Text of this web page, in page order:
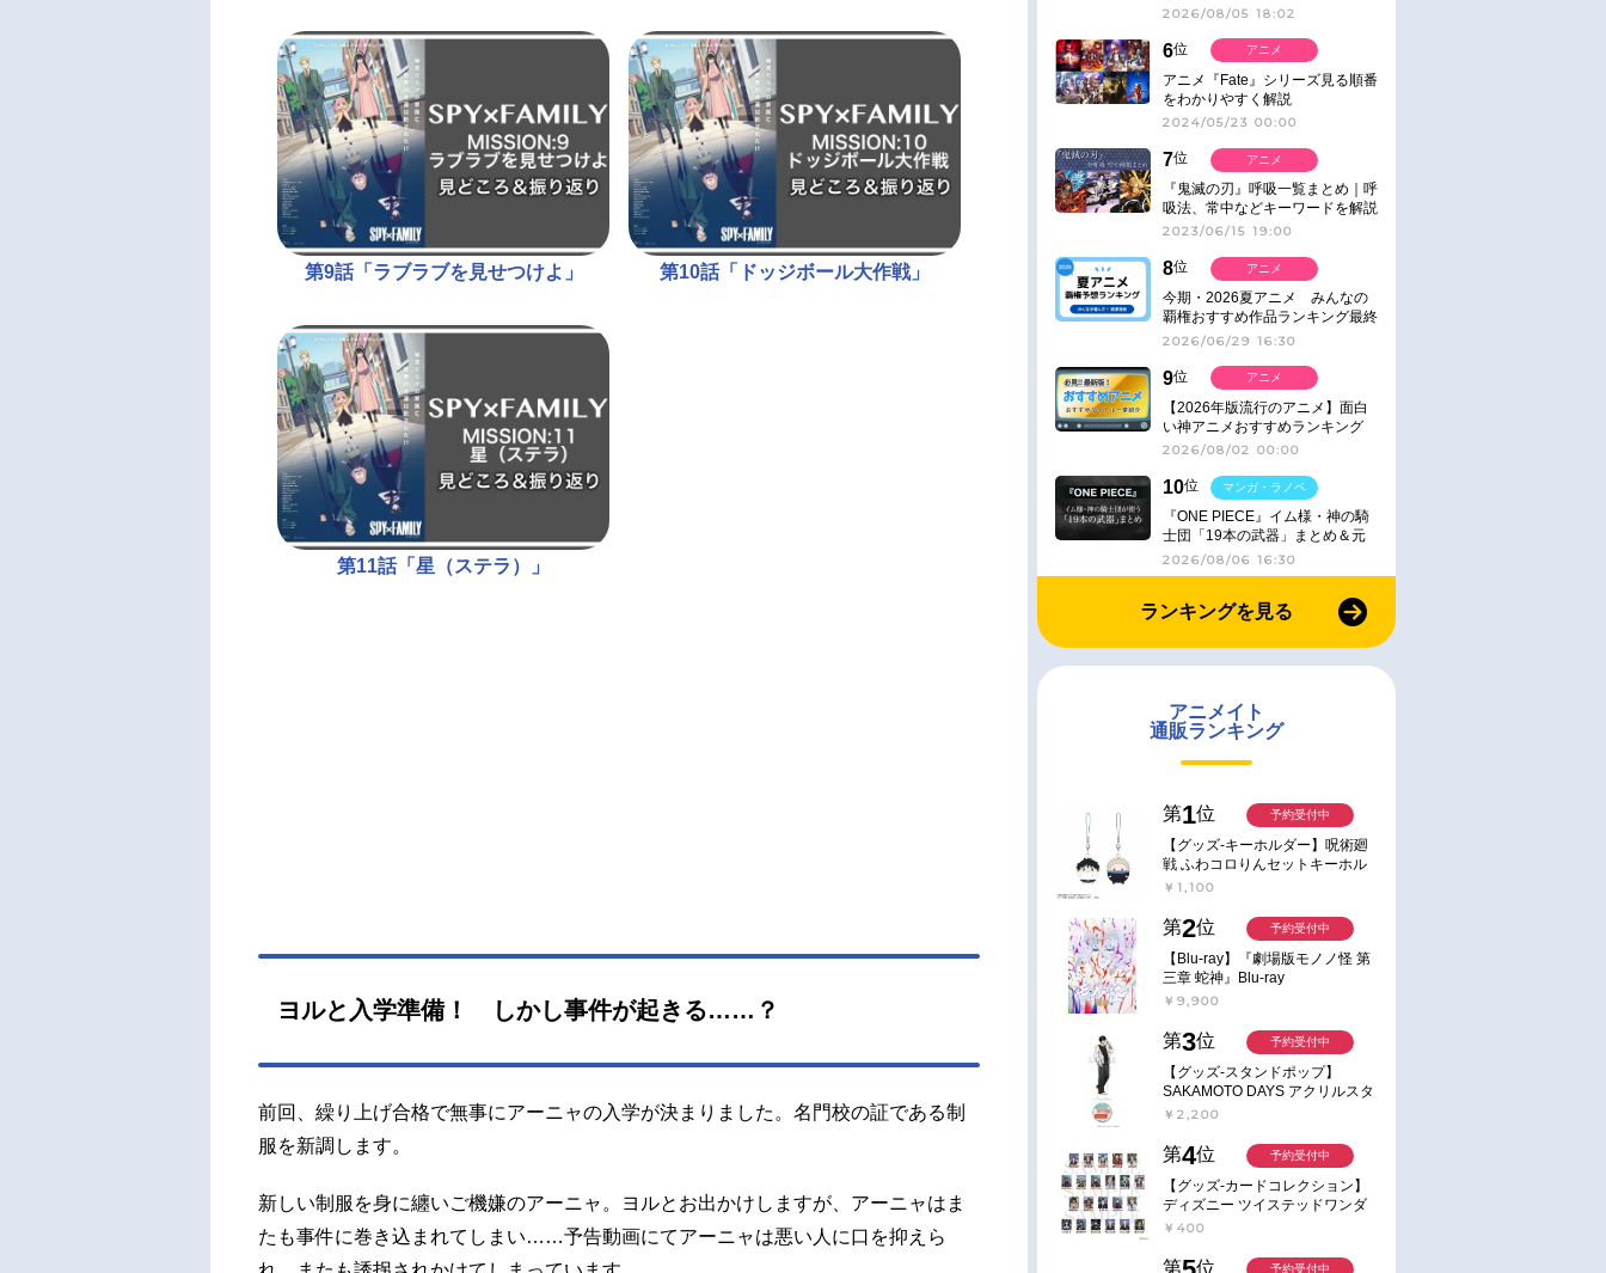
第9話「ラブラブを見せつけよ」 第10話「ドッジボール大作戦」
第11話「星（ステラ）」
ヨルと入学準備！ しかし事件が起きる……？
前回、繰り上げ合格で無事にアーニャの入学が決まりました。名門校の証である制
服を新調します。
新しい制服を身に纏いご機嫌のアーニャ。ヨルとお出かけしますが、アーニャはま
たも事件に巻き込まれてしまい……予告動画にてアーニャは悪い人に口を抑えら
2026/08/05 18:02
6位
アニメ『Fate』シリーズ見る順番
をわかりやすく解説
2024/05/23 00:00
アニメ
7位
『鬼滅の刃』呼吸一覧まとめ｜呼
吸法、常中などキーワードを解説
2023/06/15 19:00
アニメ
8位
今期・2026夏アニメ みんなの
覇権おすすめ作品ランキング最終
結果発表！
2026/06/29 16:30
アニメ
9位
【2026年版流行のアニメ】面白
い神アニメおすすめランキング
【名作・話題作】｜ジャンル別人
2026/08/02 00:00
アニメ
10位
『ONE PIECE』イム様・神の騎
士団「19本の武器」まとめ＆元
ネタ
2026/08/06 16:30
マンガ・ラノベ
ランキングを見る
アニメイト
通販ランキング
第1位
【グッズ-キーホルダー】呪術廻
戦 ふわコロりんセットキーホル
ダー【アニメイト特典付】
￥1,100
予約受付中
第2位
【Blu-ray】『劇場版モノノ怪 第
三章 蛇神』Blu-ray
￥9,900
予約受付中
第3位
【グッズ-スタンドポップ】
SAKAMOTO DAYS アクリルスタ
ンド～Sunny Afternoon～ 4.南雲
￥2,200
予約受付中
第4位
【グッズ-カードコレクション】
ディズニー ツイステッドワンダ
ーランド ランダムカードコレク
￥400
予約受付中
第 位 予約受付中